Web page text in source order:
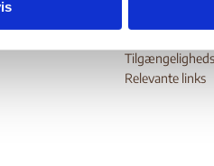
Relevante links